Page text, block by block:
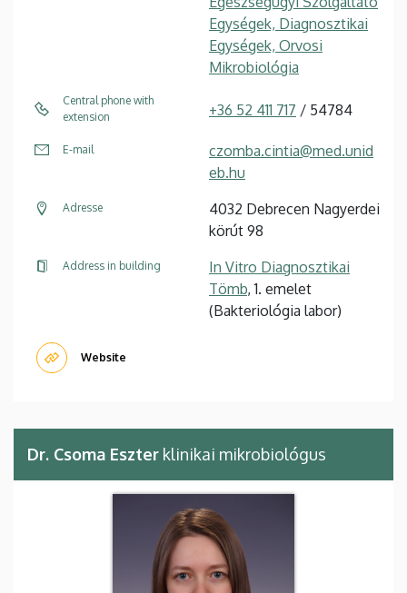
Egységek, Diagnosztikai
Egységek, Orvosi
Mikrobiológia
Central phone with
extension
+36 52 411 717 / 54784
E-mail
czomba.cintia@med.unid
eb.hu
Adresse
4032 Debrecen Nagyerdei
körút 98
Address in building
In Vitro Diagnosztikai
Tömb, 1. emelet
(Bakteriológia labor)
Website
Dr. Csoma Eszter klinikai mikrobiológus